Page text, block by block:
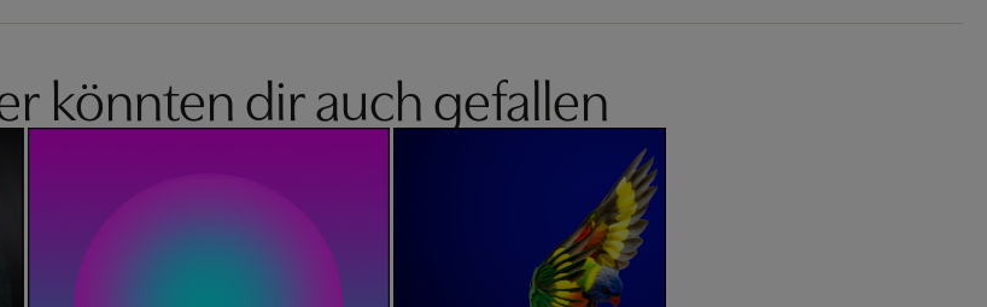
könnten dir auch gefallen